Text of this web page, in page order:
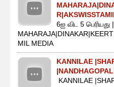
6ஐ விட 5 பெரியது
MIL MEDIA
KANNILAE
KANNILAE